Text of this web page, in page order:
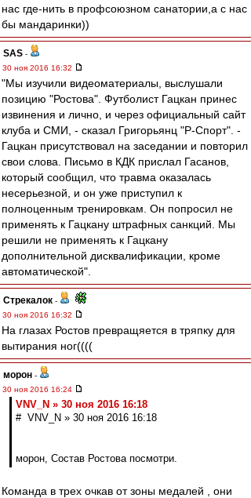
нас где-нить в профсоюзном санатории,а с нас
бы мандаринки))
SAS -
30 ноя 2016 16:32
"Мы изучили видеоматериалы, выслушали
позицию "Ростова". Футболист Гацкан принес
извинения и лично, и через официальный сайт
клуба и СМИ, - сказал Григорьянц "Р-Спорт". -
Гацкан присутствовал на заседании и повторил
свои слова. Письмо в КДК прислал Гасанов,
который сообщил, что травма оказалась
несерьезной, и он уже приступил к
полноценным тренировкам. Он попросил не
применять к Гацкану штрафных санкций. Мы
решили не применять к Гацкану
дополнительной дисквалификации, кроме
автоматической".
Стрекалок -
30 ноя 2016 16:32
На глазах Ростов превращяется в тряпку для
вытирания ног((((
морон -
30 ноя 2016 16:24
VNV_N » 30 ноя 2016 16:18
# VNV_N » 30 ноя 2016 16:18
морон, Состав Ростова посмотри.
Команда в трех очкав от зоны медалей , они